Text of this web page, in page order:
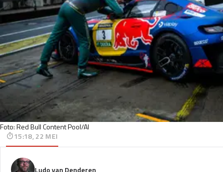
Foto: Red Bull Content Pool/AI
15:18, 22 MEI
Ludo van Denderen